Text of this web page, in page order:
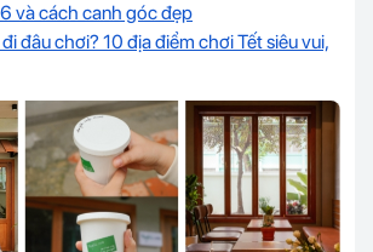
và cách canh góc đẹp
đâu chơi? 10 địa điểm chơi Tết siêu vui,